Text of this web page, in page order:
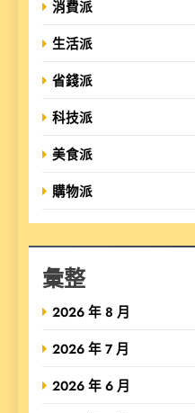
消費派
生活派
省錢派
科技派
美食派
購物派
彙整
2026 年 8 月
2026 年 7 月
2026 年 6 月